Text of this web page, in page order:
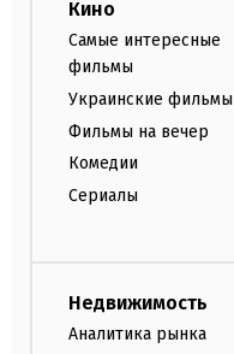
Кино
Самые интересные
фильмы
Украинские фильмы
Фильмы на вечер
Комедии
Сериалы
Недвижимость
Аналитика рынка